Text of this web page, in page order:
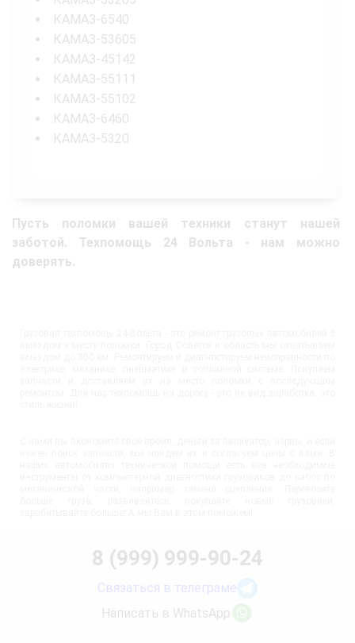
КАМАЗ-6540
КАМАЗ-53605
КАМАЗ-45142
КАМАЗ-55111
КАМАЗ-55102
КАМАЗ-6460
КАМАЗ-5320
Пусть поломки вашей техники станут нашей
заботой. Техпомощь 24 Вольта - нам можно
доверять.
8 (999) 999-90-24
Связаться в телеграме
Написать в WhatsApp